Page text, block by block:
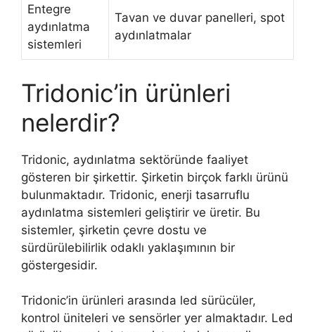
Entegre
aydınlatma
sistemleri
Tavan ve duvar panelleri, spot
aydınlatmalar
Tridonic’in ürünleri
nelerdir?
Tridonic, aydınlatma sektöründe faaliyet
gösteren bir şirkettir. Şirketin birçok farklı ürünü
bulunmaktadır. Tridonic, enerji tasarruflu
aydınlatma sistemleri geliştirir ve üretir. Bu
sistemler, şirketin çevre dostu ve
sürdürülebilirlik odaklı yaklaşımının bir
göstergesidir.
Tridonic’in ürünleri arasında led sürücüler,
kontrol üniteleri ve sensörler yer almaktadır. Led